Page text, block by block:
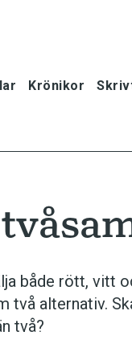
Krönikor
både rött, vitt
två alternativ.
två?